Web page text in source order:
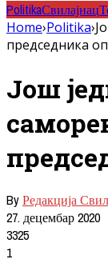
PolitikaСвилајнац
Home›Politika›
председника
Још
ByРедакција
27. децембар 2020
3325
1